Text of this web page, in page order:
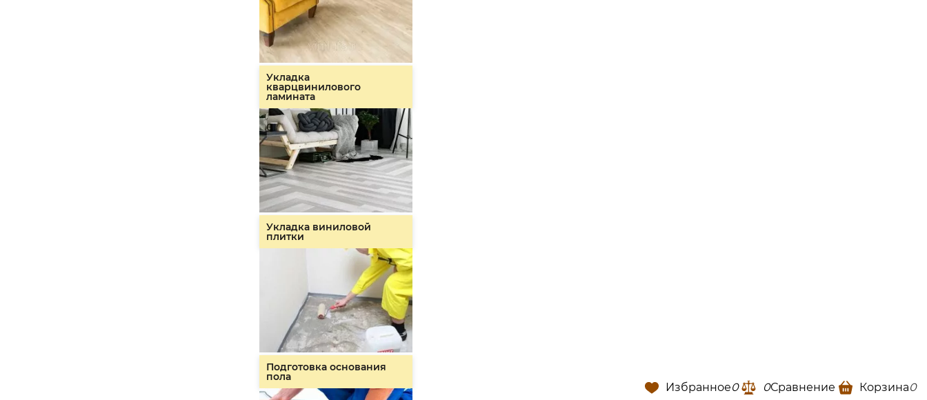
Укладка
кварцвинилового
ламината
Укладка виниловой
плитки
Подготовка основания
пола
Избранное0 0Сравнение Корзина0